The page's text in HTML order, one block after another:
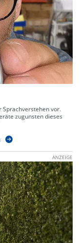
Sprachverstehen vor.
zugunsten dieses
ANZEIGE